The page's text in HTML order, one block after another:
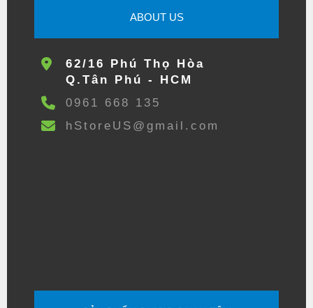
ABOUT US
62/16 Phú Thọ Hòa
Q.Tân Phú - HCM
0961 668 135
hStoreUS@gmail.com